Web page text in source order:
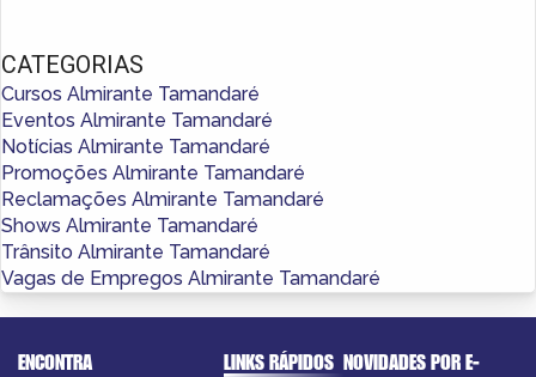
CATEGORIAS
Cursos Almirante Tamandaré
Eventos Almirante Tamandaré
Notícias Almirante Tamandaré
Promoções Almirante Tamandaré
Reclamações Almirante Tamandaré
Shows Almirante Tamandaré
Trânsito Almirante Tamandaré
Vagas de Empregos Almirante Tamandaré
ENCONTRA
LINKS RÁPIDOS NOVIDADES POR E-